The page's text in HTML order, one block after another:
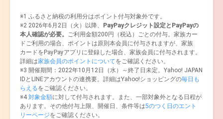
※1 ふるさと納税の利用分はポイント付与対象外です。
※2 2026年6月2日（火）以降、 PayPayクレジット設定とPayPayの
本人確認が必要。
ご利用金額200円（税込）ごとの付与。家族カー
ドご利用の場合、ポイントは原則本会員に付与されますが、家族
カードをPayPayアプリに登録した場合、家族会員に付与されます。
詳細は家族会員のポイントについてをご確認ください。
※3 開催期間：2022年10月12日（水）～終了日未定。Yahoo! JAPAN
IDとLINEアカウントの連携要。詳細はYahoo!ショッピングの毎日も
らえるをご確認ください。
※4 対象金額に対して付与されます。また、一部対象外となる日程が
あります。その他付与上限、開催日、条件等は5のつく日のエント
リーページをご確認ください。